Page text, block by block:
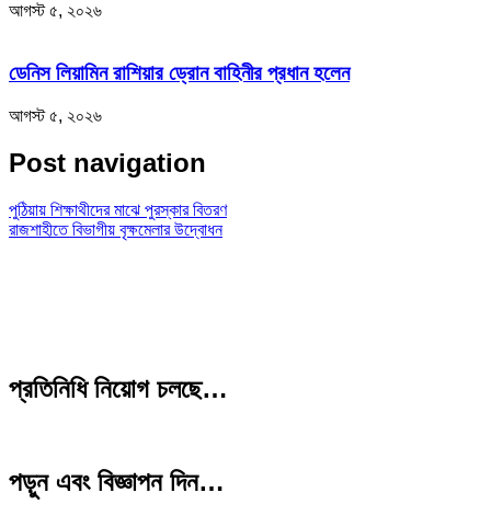
আগস্ট ৫, ২০২৬
ডেনিস লিয়ামিন রাশিয়ার ড্রোন বাহিনীর প্রধান হলেন
আগস্ট ৫, ২০২৬
Post navigation
পুঠিয়ায় শিক্ষাথীদের মাঝে পুরস্কার বিতরণ
রাজশাহীতে বিভাগীয় বৃক্ষমেলার উদ্বোধন
প্রতিনিধি নিয়োগ চলছে…
পড়ুন এবং বিজ্ঞাপন দিন…